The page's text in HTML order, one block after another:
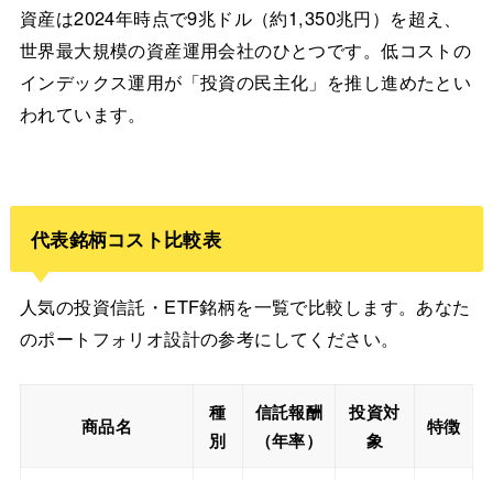
資産は2024年時点で9兆ドル（約1,350兆円）を超え、
世界最大規模の資産運用会社のひとつです。低コストの
インデックス運用が「投資の民主化」を推し進めたとい
われています。
代表銘柄コスト比較表
人気の投資信託・ETF銘柄を一覧で比較します。あなた
のポートフォリオ設計の参考にしてください。
商品名
種
別
信託報酬
（年率）
投資対
象
特徴